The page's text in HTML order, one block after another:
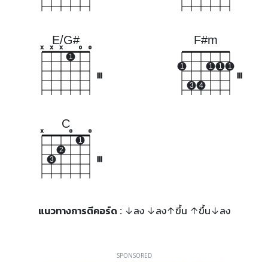
E/G#
x x x
1
o o
F#m
1
3 4
1 1 1
C
x
3
2
o
1
o
แนวทางการตีคอร์ด : ↓ลง ↓ลง↑ขึ้น ↑ขึ้น↓ลง
SPONSORED